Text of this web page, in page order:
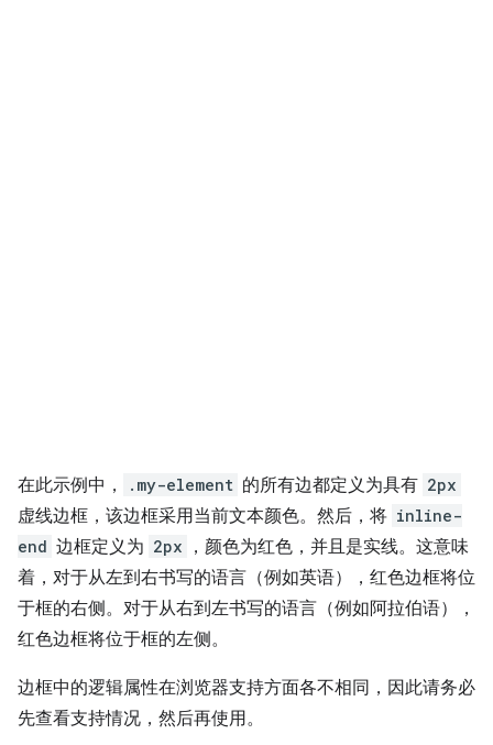
在此示例中， .my-element 的所有边都定义为具有 2px
虚线边框，该边框采用当前文本颜色。然后，将 inline-
end 边框定义为 2px
，颜色为红色，并且是实线。这意味
着，对于从左到右书写的语言（例如英语），红色边框将位
于框的右侧。对于从右到左书写的语言（例如阿拉伯语），
红色边框将位于框的左侧。
边框中的逻辑属性在浏览器支持方面各不相同，因此请务必
先查看支持情况，然后再使用。